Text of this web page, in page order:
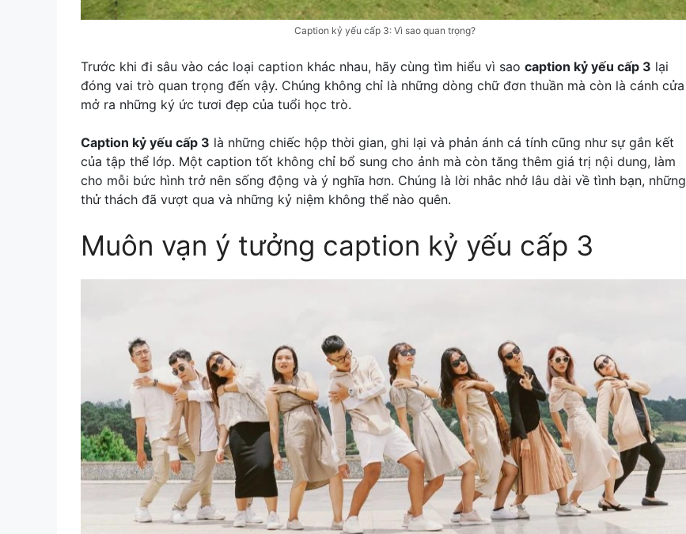
Caption kỷ yếu cấp 3: Vì sao quan trọng?
Trước khi đi sâu vào các loại caption khác nhau, hãy cùng tìm hiểu vì sao caption kỷ yếu cấp 3 lại
đóng vai trò quan trọng đến vậy. Chúng không chỉ là những dòng chữ đơn thuần mà còn là cánh cửa
mở ra những ký ức tươi đẹp của tuổi học trò.
Caption kỷ yếu cấp 3 là những chiếc hộp thời gian, ghi lại và phản ánh cá tính cũng như sự gắn kết
của tập thể lớp. Một caption tốt không chỉ bổ sung cho ảnh mà còn tăng thêm giá trị nội dung, làm
cho mỗi bức hình trở nên sống động và ý nghĩa hơn. Chúng là lời nhắc nhở lâu dài về tình bạn, những
thử thách đã vượt qua và những kỷ niệm không thể nào quên.
Muôn vạn ý tưởng caption kỷ yếu cấp 3